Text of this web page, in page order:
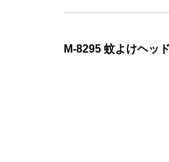
M-8295 蚊よけヘッ